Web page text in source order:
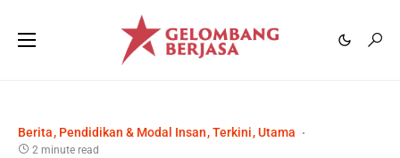
Berita Pendidikan & Modal Insan Terkini Utama
2 minute read